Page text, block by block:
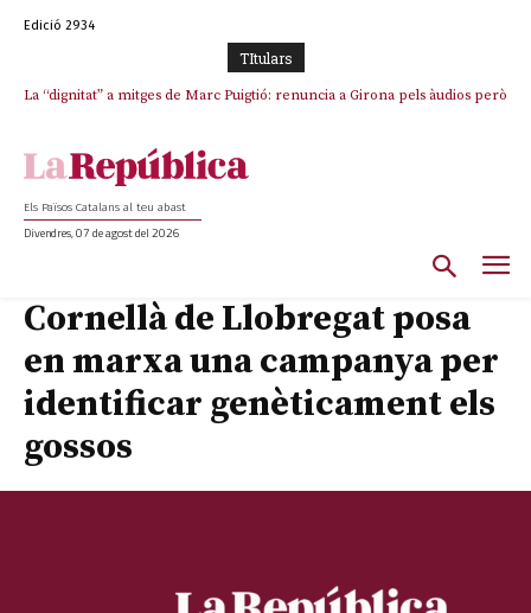
Edició 2934
TItulars
La “dignitat” a mitges de Marc Puigtió: renuncia a Girona pels àudios però
Els Països Catalans al teu abast
Divendres, 07 de agost del 2026
Cornellà de Llobregat posa
en marxa una campanya per
identificar genèticament els
gossos